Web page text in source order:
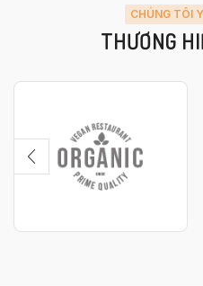
CHÚNG TÔI
THƯƠNG